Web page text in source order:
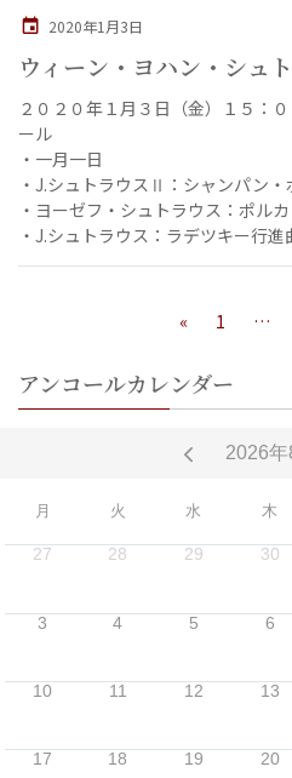
2020年1月3日
ウィーン・ヨハン・シュ
２０２０年１月３日（金）１５：
ール
・一月一日
・J.シュトラウスⅡ：シャンパン・
・ヨーゼフ・シュトラウス：ポル
・J.シュトラウス：ラデツキー行進
« 1 …
アンコールカレンダー
2026年
月 火 水 木
27 28 29 30
3 4 5 6
10 11 12 13
17 18 19 20